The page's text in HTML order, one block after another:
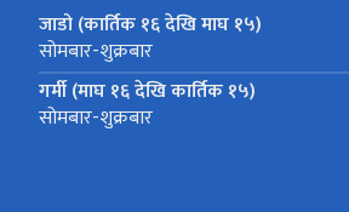
जाडो (कार्तिक १६ देखि माघ १५)
सोमबार-शुक्रबार
गर्मी (माघ १६ देखि कार्तिक १५)
सोमबार-शुक्रबार